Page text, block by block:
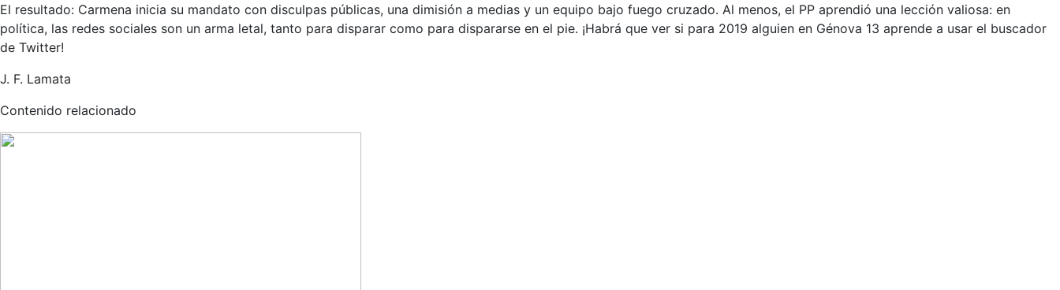
El resultado: Carmena inicia su mandato con disculpas públicas, una dimisión a medias y un equipo bajo fuego cruzado. Al menos, el PP aprendió una lección valiosa: en
política, las redes sociales son un arma letal, tanto para disparar como para dispararse en el pie. ¡Habrá que ver si para 2019 alguien en Génova 13 aprende a usar el buscador
de Twitter!
J. F. Lamata
Contenido relacionado